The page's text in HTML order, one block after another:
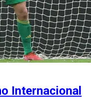
Internacional